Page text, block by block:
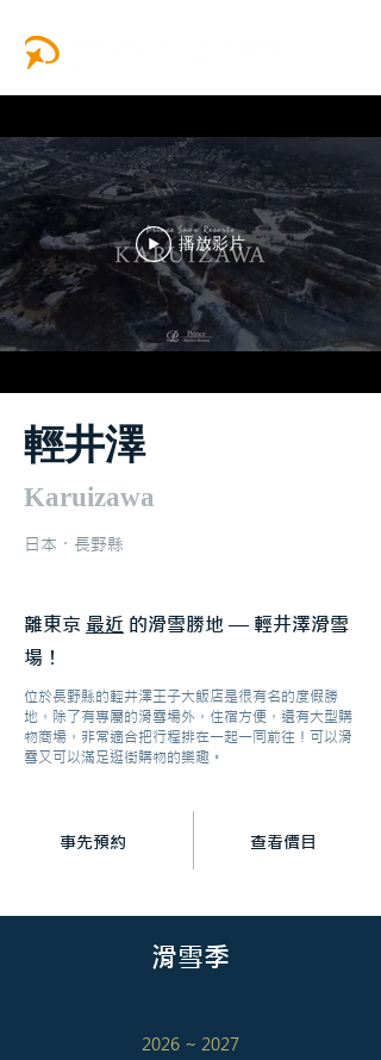
播放影片
輕井澤
Karuizawa
​日本・長野縣
離東京 最近 的滑雪勝地 — 輕井澤滑雪
場！
位於長野縣的輕井澤王子大飯店是很有名的度假勝
地，除了有專屬的滑雪場外，住宿方便，還有大型購
物商場，非常適合把行程排在一起一同前往！可以滑
雪又可以滿足逛街購物的樂趣。
查看價目
事先預約
滑雪季
2026 ~ 2027